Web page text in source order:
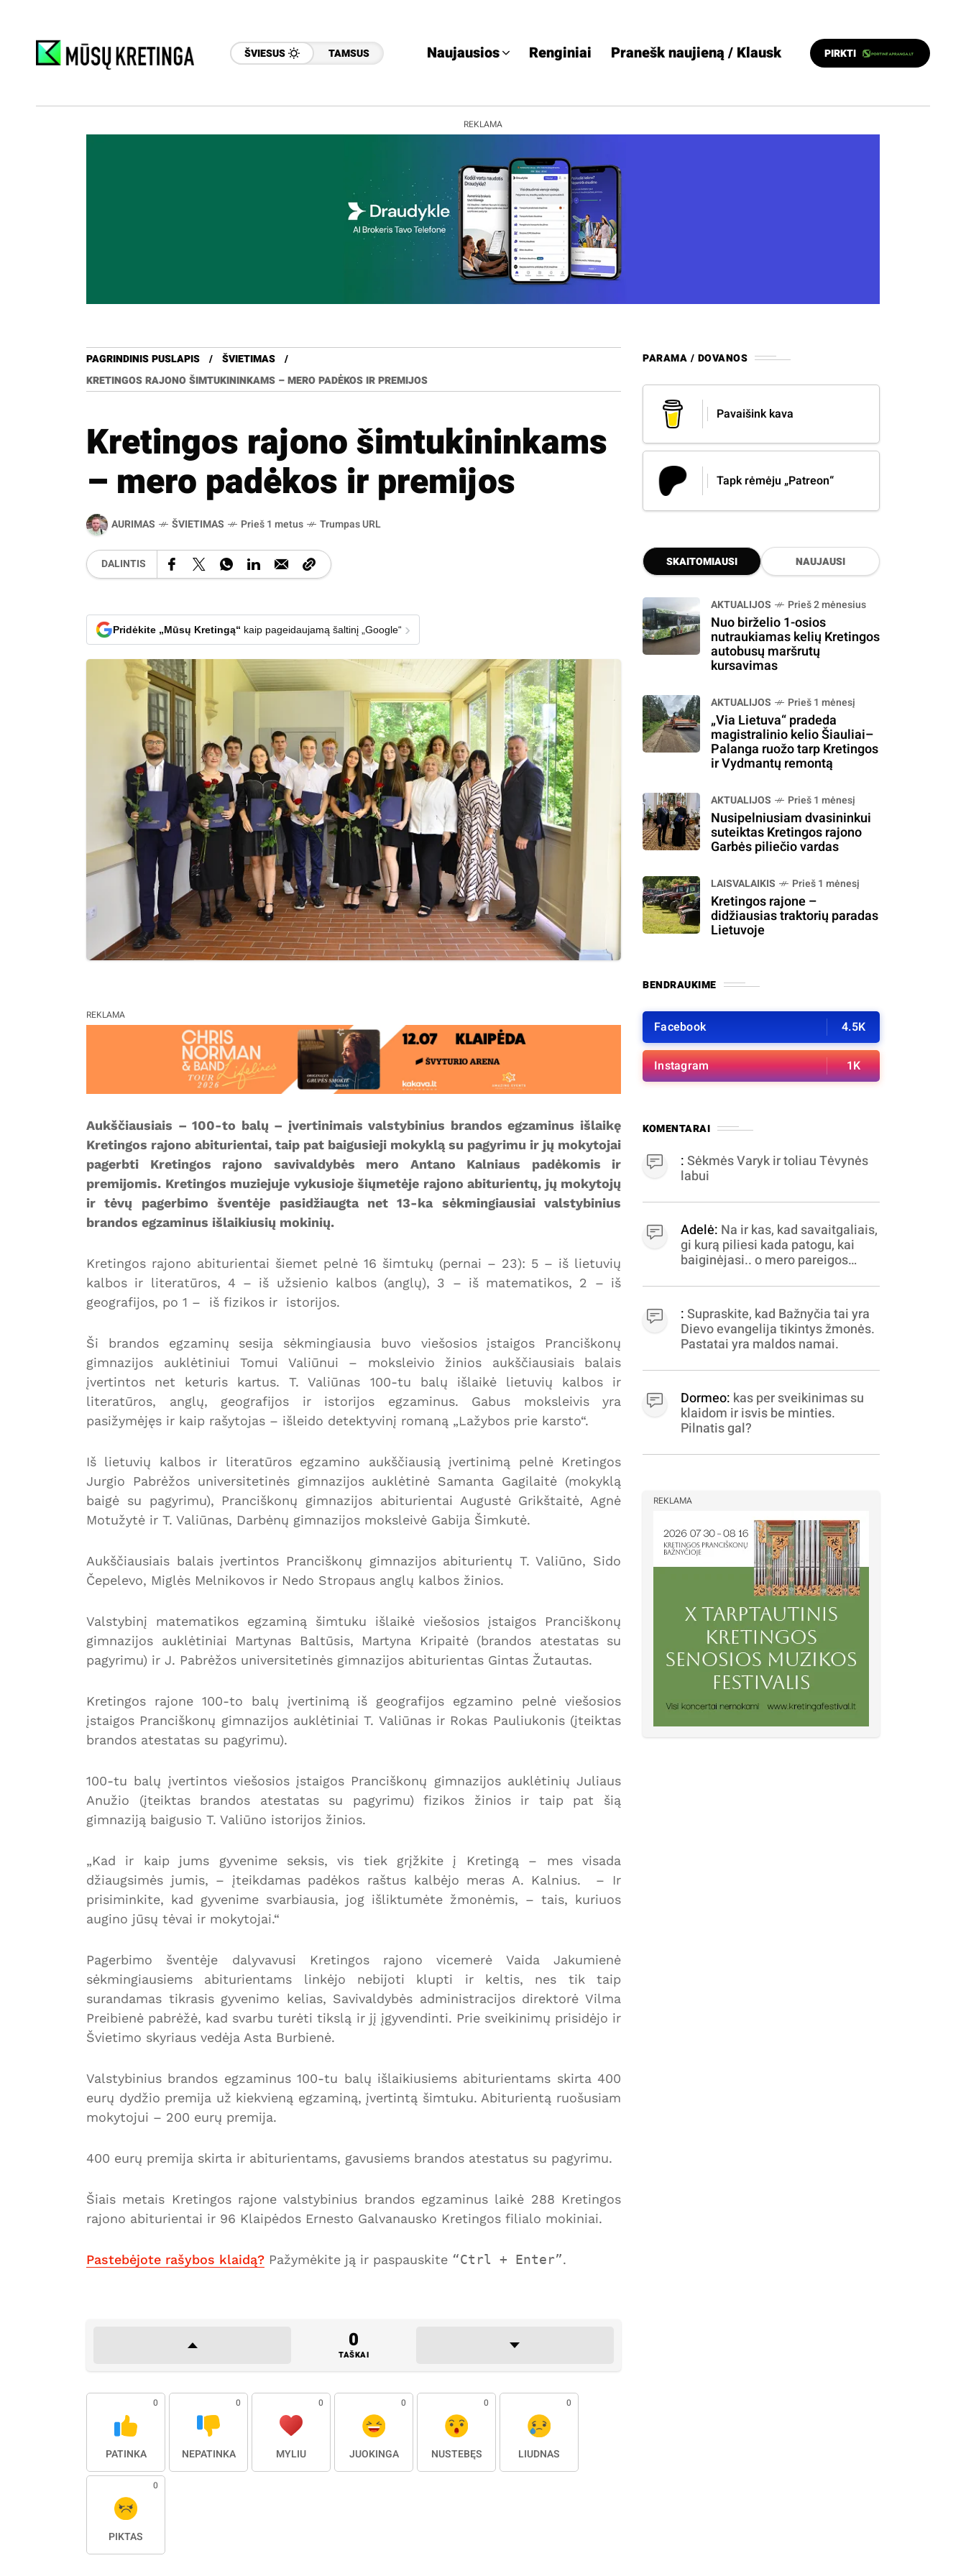
ŠVIESUS TAMSUS Naujausios Renginiai Pranešk naujieną / Klausk PIRKTI
REKLAMA
PAGRINDINIS PUSLAPIS
ŠVIETIMAS
KRETINGOS RAJONO ŠIMTUKININKAMS – MERO PADĖKOS IR PREMIJOS
Kretingos rajono šimtukininkams
– mero padėkos ir premijos
AURIMAS ŠVIETIMAS Prieš 1 metus Trumpas URL
DALINTIS
Pridėkite „Mūsų Kretingą“ kaip pageidaujamą šaltinį „Google“ ›
REKLAMA
Aukščiausiais – 100-to balų – įvertinimais valstybinius brandos egzaminus išlaikę
Kretingos rajono abiturientai, taip pat baigusieji mokyklą su pagyrimu ir jų mokytojai
pagerbti Kretingos rajono savivaldybės mero Antano Kalniaus padėkomis ir
premijomis. Kretingos muziejuje vykusioje šiųmetėje rajono abiturientų, jų mokytojų
ir tėvų pagerbimo šventėje pasidžiaugta net 13-ka sėkmingiausiai valstybinius
brandos egzaminus išlaikiusių mokinių.
Kretingos rajono abiturientai šiemet pelnė 16 šimtukų (pernai – 23): 5 – iš lietuvių
kalbos ir literatūros, 4 – iš užsienio kalbos (anglų), 3 – iš matematikos, 2 – iš
geografijos, po 1 – iš fizikos ir istorijos.
Ši brandos egzaminų sesija sėkmingiausia buvo viešosios įstaigos Pranciškonų
gimnazijos auklėtiniui Tomui Valiūnui – moksleivio žinios aukščiausiais balais
įvertintos net keturis kartus. T. Valiūnas 100-tu balų išlaikė lietuvių kalbos ir
literatūros, anglų, geografijos ir istorijos egzaminus. Gabus moksleivis yra
pasižymėjęs ir kaip rašytojas – išleido detektyvinį romaną „Lažybos prie karsto“.
Iš lietuvių kalbos ir literatūros egzamino aukščiausią įvertinimą pelnė Kretingos
Jurgio Pabrėžos universitetinės gimnazijos auklėtinė Samanta Gagilaitė (mokyklą
baigė su pagyrimu), Pranciškonų gimnazijos abiturientai Augustė Grikštaitė, Agnė
Motužytė ir T. Valiūnas, Darbėnų gimnazijos moksleivė Gabija Šimkutė.
Aukščiausiais balais įvertintos Pranciškonų gimnazijos abiturientų T. Valiūno, Sido
Čepelevo, Miglės Melnikovos ir Nedo Stropaus anglų kalbos žinios.
Valstybinį matematikos egzaminą šimtuku išlaikė viešosios įstaigos Pranciškonų
gimnazijos auklėtiniai Martynas Baltūsis, Martyna Kripaitė (brandos atestatas su
pagyrimu) ir J. Pabrėžos universitetinės gimnazijos abiturientas Gintas Žutautas.
Kretingos rajone 100-to balų įvertinimą iš geografijos egzamino pelnė viešosios
įstaigos Pranciškonų gimnazijos auklėtiniai T. Valiūnas ir Rokas Pauliukonis (įteiktas
brandos atestatas su pagyrimu).
100-tu balų įvertintos viešosios įstaigos Pranciškonų gimnazijos auklėtinių Juliaus
Anužio (įteiktas brandos atestatas su pagyrimu) fizikos žinios ir taip pat šią
gimnaziją baigusio T. Valiūno istorijos žinios.
„Kad ir kaip jums gyvenime seksis, vis tiek grįžkite į Kretingą – mes visada
džiaugsimės jumis, – įteikdamas padėkos raštus kalbėjo meras A. Kalnius. – Ir
prisiminkite, kad gyvenime svarbiausia, jog išliktumėte žmonėmis, – tais, kuriuos
augino jūsų tėvai ir mokytojai.“
Pagerbimo šventėje dalyvavusi Kretingos rajono vicemerė Vaida Jakumienė
sėkmingiausiems abiturientams linkėjo nebijoti klupti ir keltis, nes tik taip
surandamas tikrasis gyvenimo kelias, Savivaldybės administracijos direktorė Vilma
Preibienė pabrėžė, kad svarbu turėti tikslą ir jį įgyvendinti. Prie sveikinimų prisidėjo ir
Švietimo skyriaus vedėja Asta Burbienė.
Valstybinius brandos egzaminus 100-tu balų išlaikiusiems abiturientams skirta 400
eurų dydžio premija už kiekvieną egzaminą, įvertintą šimtuku. Abiturientą ruošusiam
mokytojui – 200 eurų premija.
400 eurų premija skirta ir abiturientams, gavusiems brandos atestatus su pagyrimu.
Šiais metais Kretingos rajone valstybinius brandos egzaminus laikė 288 Kretingos
rajono abiturientai ir 96 Klaipėdos Ernesto Galvanausko Kretingos filialo mokiniai.
Pastebėjote rašybos klaidą? Pažymėkite ją ir paspauskite Ctrl + Enter .
0
TAŠKAI
0
PATINKA
0
NEPATINKA
0
MYLIU
0
JUOKINGA
0
NUSTEBĘS
0
LIŪDNAS
0
PIKTAS
PARAMA / DOVANOS
Pavaišink kava
Tapk rėmėju „Patreon“
SKAITOMIAUSI NAUJAUSI
AKTUALIJOS Prieš 2 mėnesius
Nuo birželio 1-osios
nutraukiamas kelių Kretingos
autobusų maršrutų
kursavimas
AKTUALIJOS Prieš 1 mėnesį
„Via Lietuva“ pradeda
magistralinio kelio Šiauliai–
Palanga ruožo tarp Kretingos
ir Vydmantų remontą
AKTUALIJOS Prieš 1 mėnesį
Nusipelniusiam dvasininkui
suteiktas Kretingos rajono
Garbės piliečio vardas
LAISVALAIKIS Prieš 1 mėnesį
Kretingos rajone –
didžiausias traktorių paradas
Lietuvoje
BENDRAUKIME
Facebook 4.5K
Instagram 1K
KOMENTARAI
:Sėkmės Varyk ir toliau Tėvynės
labui
Adelė: Na ir kas, kad savaitgaliais,
gi kurą piliesi kada patogu, kai
baiginėjasi.. o mero pareigos
apibrėžiamos.. nežinau,
bereikalingas oro virpinimas,
ieškokit kur milijonus vagia
dujininkai, elektros aferistai,
stadionų statytojai Vilnuje
:Supraskite, kad Bažnyčia tai yra
Dievo evangelija tikintys žmonės.
Pastatai yra maldos namai.
Dormeo: kas per sveikinimas su
klaidom ir isvis be minties.
Pilnatis gal?
REKLAMA